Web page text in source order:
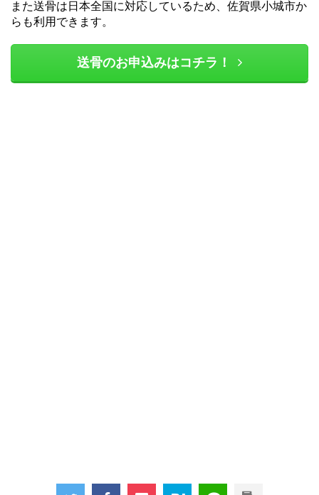
また送骨は日本全国に対応しているため、佐賀県小城市か
らも利用できます。
送骨のお申込みはコチラ！